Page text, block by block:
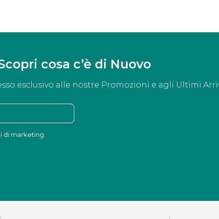
cosa c’è di Nuovo
esclusivo alle nostre Promozioni e agli Ultimi
di marketing